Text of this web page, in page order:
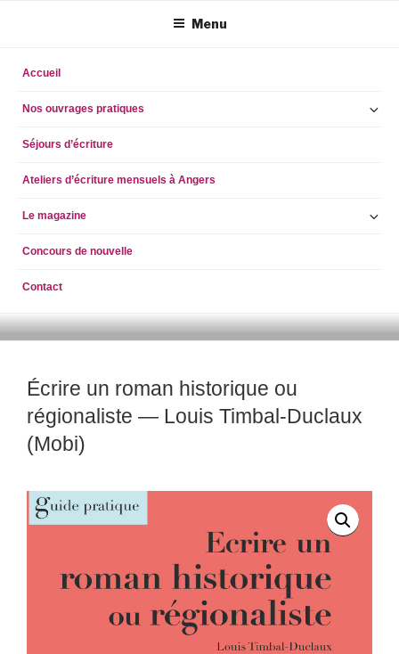
principal
Menu
Accueil
Nos ouvrages pratiques
Séjours d’écriture
Ateliers d’écriture mensuels à Angers
Le magazine
Concours de nouvelle
Contact
ECRIRE AUJOURD'HUI
Écrire un roman historique ou
régionaliste — Louis Timbal-Duclaux
(Mobi)